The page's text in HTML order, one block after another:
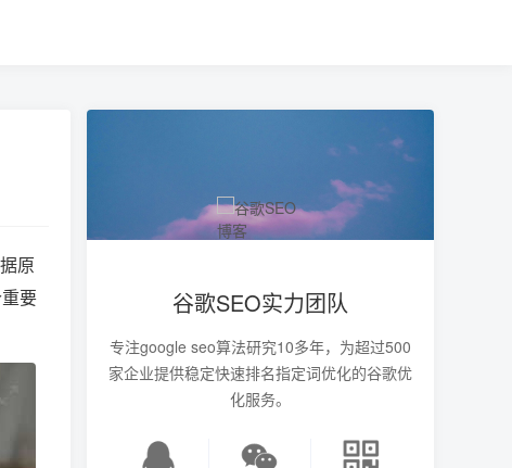
原
要
谷歌SEO实力团队
专注google seo算法研究10多年，为超过500
家企业提供稳定快速排名指定词优化的谷歌优
化服务。